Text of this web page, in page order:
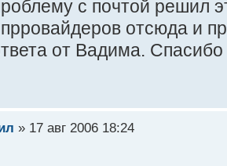
с почтой решил
отсюда и
от Вадима.
» 17 авг 2006 18:24